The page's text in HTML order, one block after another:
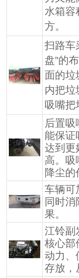
水箱容
方。
扫路车
盘”的
面的垃
内把垃
吸嘴把
后置吸
能保证
达到更
高。吸
降尘的
车辆可
同时
果。
江铃副
核心部
动力、
存放，